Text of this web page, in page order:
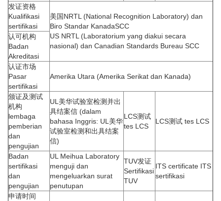
发证资格
Kualifikasi
sertifikasi
美国NRTL (National Recognition Laboratory) dan
Biro Standar KanadaSCC
US NRTL (Laboratorium yang diakui secara
nasional) dan Canadian Standards Bureau SCC
认可机构
Badan
Akreditasi
认证市场
Pasar
sertifikasi
Amerika Utara (Amerika Serikat dan Kanada)
颁证及测试
机构
lembaga
pemberian
dan
pengujian
UL美华试验室检测并出
具结案信 (dalam
bahasa Inggris: UL美华
试验室检测和出具结案
信)
LCS测试
tes LCS
LCS测试 tes LCS
Badan
sertifikasi
dan
pengujian
UL Meihua Laboratory
menguji dan
mengeluarkan surat
penutupan
TUV发证
Sertifikasi
TUV
ITS certificate ITS
sertifikasi
申请时间